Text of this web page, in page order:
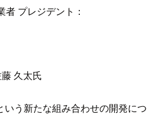
プレジデント：
久太氏
いう新たな組み合わせの開発につ